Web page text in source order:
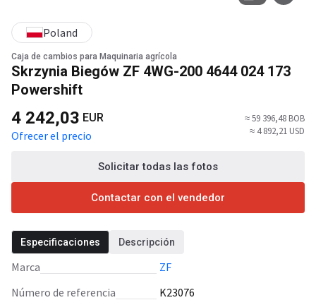
Caja de cambios para Maquinaria agrícola
Skrzynia Biegów ZF 4WG-200 4644 024 173
Powershift
Poland
4 242,03 EUR
Ofrecer el precio
≈ 59 396,48 BOB
≈ 4 892,21 USD
Solicitar todas las fotos
Contactar con el vendedor
Especificaciones Descripción
Marca
ZF
Número de referencia
K23076